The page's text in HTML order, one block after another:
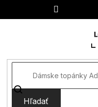
Hľadať